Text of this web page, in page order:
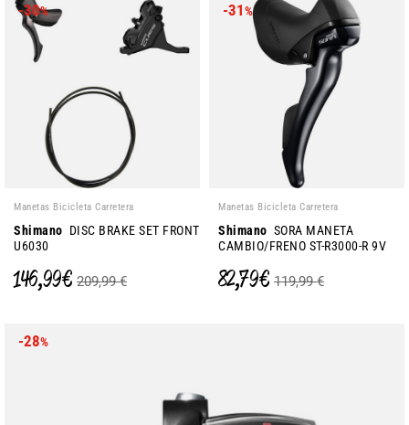
-30%
Manetas Bicicleta Carretera
Shimano DISC BRAKE SET FRONT
U6030
146,99 € 209,99 €
-31%
Manetas Bicicleta Carretera
Shimano SORA MANETA
CAMBIO/FRENO ST-R3000-R 9V
82,79 € 119,99 €
-28%